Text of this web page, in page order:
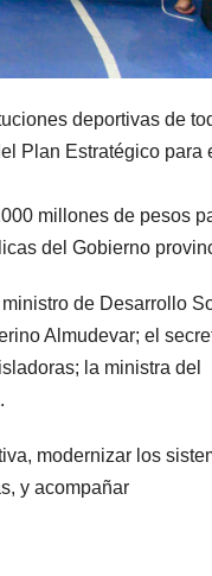
deportivas de
Plan Estratégico para
millones de pesos
del Gobierno
de Desarrollo
Almudevar; el
la ministra del
modernizar los
y acompañar